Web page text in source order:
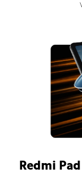
Redmi